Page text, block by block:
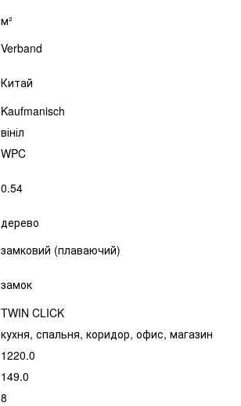
м²
Verband
Китай
Kaufmanisch
вініл
WPC
0.54
дерево
замковий (плаваючий)
замок
TWIN CLICK
кухня, спальня, коридор, офис, магазин
1220.0
149.0
8